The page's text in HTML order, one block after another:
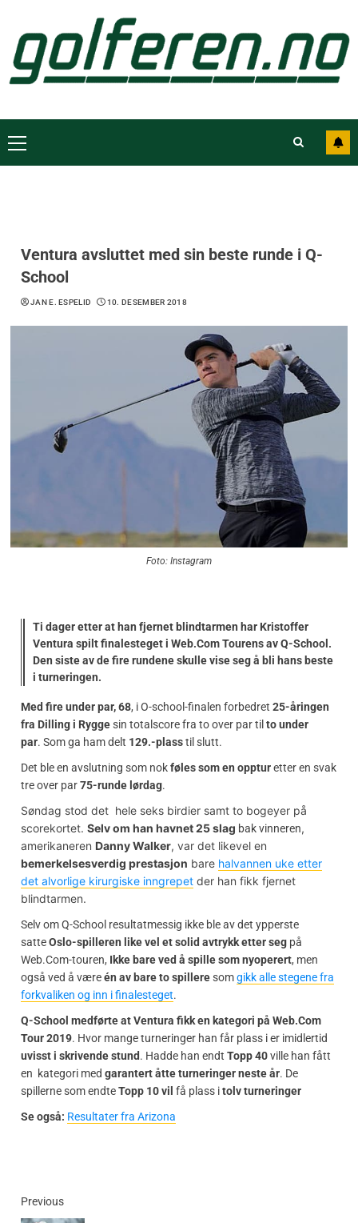
Ventura avsluttet med sin beste runde i Q-
School
JAN E. ESPELID 10. DESEMBER 2018
Foto: Instagram
Ti dager etter at han fjernet blindtarmen har Kristoffer
Ventura spilt finalesteget i Web.Com Tourens av Q-School.
Den siste av de fire rundene skulle vise seg å bli hans beste
i turneringen.
Med fire under par, 68, i O-school-finalen forbedret 25-åringen
fra Dilling i Ryggesin totalscore fra to over par til to under
par. Som ga ham delt 129.-plasstil slutt.
Det ble en avslutning som nokføles som en oppturetter en svak
tre over par75-runde lørdag.
Søndag stod det hele seks birdier samt to bogeyer på
scorekortet. Selv om han havnet 25 slag bak vinneren,
amerikaneren Danny Walker, var det likevel en
bemerkelsesverdig prestasjon bare halvannen uke etter
det alvorlige kirurgiske inngrepet der han fikk fjernet
blindtarmen.
Selv om Q-School resultatmessig ikke ble av det ypperste
satteOslo-spilleren like vel et solid avtrykk etter seg på
Web.Com-touren, Ikke bare ved å spille som nyoperert, men
også ved å væreén av bare to spilleresomgikk alle stegene fra
forkvaliken og inn i finalesteget.
Q-School medførte at Ventura fikk en kategori på Web.Com
Tour 2019. Hvor mange turneringer han får plass i er imidlertid
uvisst i skrivende stund. Hadde han endt Topp 40ville han fått
en kategori med garantert åtte turneringer neste år. De
spillerne som endteTopp 10 vil få plass itolv turneringer
Se også: Resultater fra Arizona
Previous